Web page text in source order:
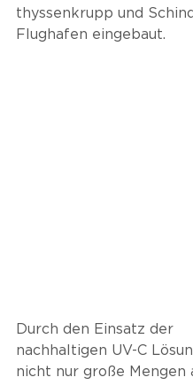
thyssenkrupp und
Flughafen eingebaut.
Durch den Einsatz der
nachhaltigen UV-C
nicht nur große Mengen